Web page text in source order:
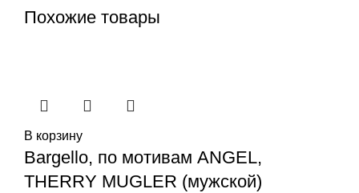
Похожие товары
В корзину
Bargello, по мотивам ANGEL,
THERRY MUGLER (мужской)